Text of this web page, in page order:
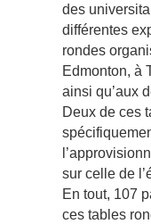
des
différentes
rondes
Edmonton, à
ainsi qu’aux
Deux de ces
sur celle de
En tout, 107
ces tables